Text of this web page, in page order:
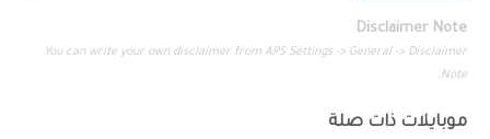
Disclaimer Note
You can write your own disclaimer from APS Settings -> General -> Disclaimer
Note.
موبايلات ذات صلة